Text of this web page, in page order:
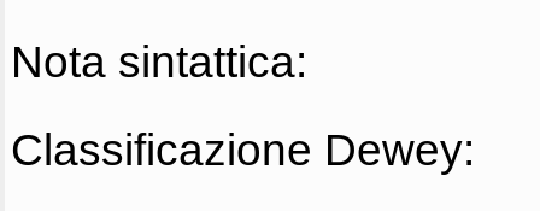
Nota sintattica:
Classificazione Dewey: